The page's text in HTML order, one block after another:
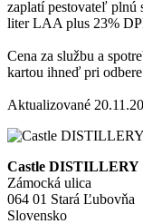
zaplatí pestovateľ plnú
liter LAA plus 23%
Cena za službu a
kartou ihneď pri
Aktualizované
Castle DISTILLERY
Zámocká ulica
064 01 Stará Ľubovňa
Slovensko